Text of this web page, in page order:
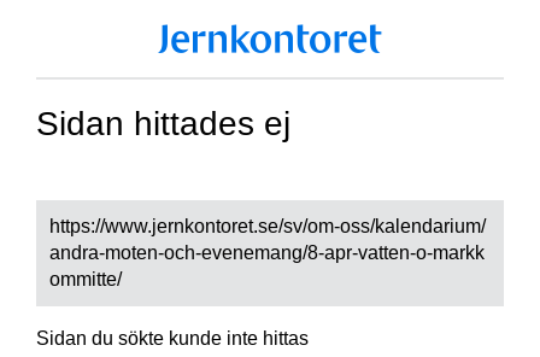
Sidan hittades ej
https://www.jernkontoret.se/sv/om-oss/kalendarium/
andra-moten-och-evenemang/8-apr-vatten-o-markk
ommitte/
Sidan du sökte kunde inte hittas